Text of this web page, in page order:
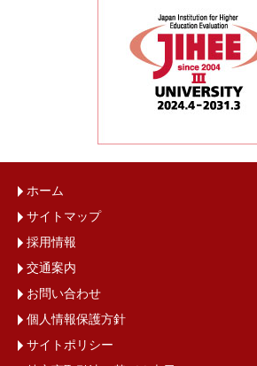
ホーム
サイトマップ
採用情報
交通案内
お問い合わせ
個人情報保護方針
サイトポリシー